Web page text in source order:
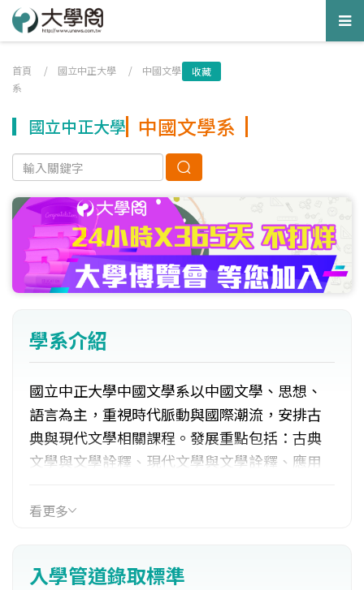
首頁 / 國立中正大學 / 中國文學
系
收藏
國立中正大學 中國文學系
學系介紹
國立中正大學中國文學系以中國文學、思想、
語言為主，重視時代脈動與國際潮流，安排古
典與現代文學相關課程。發展重點包括：古典
文學與文學詮釋、現代文學與文學詮釋、應用
編寫、編採與報導文學、文字與影像傳播的結
播、廣告文字設計、輔導工作、圖書資料處
看更多
入學管道錄取標準